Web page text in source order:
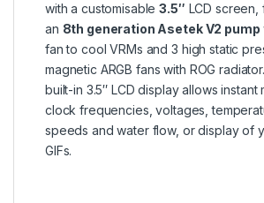
with a customisable3.5″ LCD screen,
an 8th generation Asetek V2 pump
fan to cool VRMs and 3 high static
magnetic ARGB fans with ROG
built-in 3.5″ LCD display allows instant
clock frequencies, voltages,
speeds and water flow, or display of
GIFs.